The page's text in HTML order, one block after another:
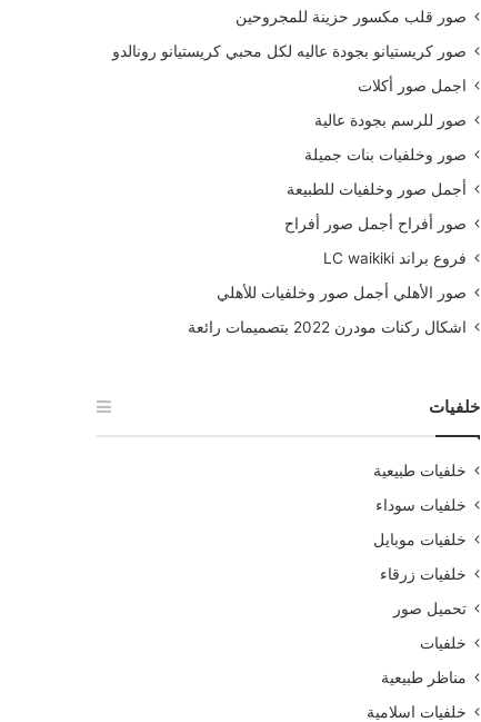
صور قلب مكسور حزينة للمجروحين
صور كريستيانو بجودة عاليه لكل محبي كريستيانو رونالدو
اجمل صور أكلات
صور للرسم بجودة عالية
صور وخلفيات بنات جميلة
أجمل صور وخلفيات للطبيعة
صور أفراح أجمل صور أفراح
فروع براند LC waikiki
صور الأهلي أجمل صور وخلفيات للأهلي
اشكال ركنات مودرن 2022 بتصميمات رائعة
خلفيات
خلفيات طبيعية
خلفيات سوداء
خلفيات موبايل
خلفيات زرقاء
تحميل صور
خلفيات
مناظر طبيعية
خلفيات اسلامية